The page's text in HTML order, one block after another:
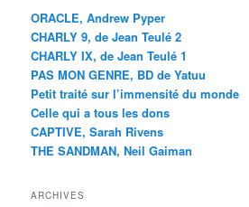
ORACLE, Andrew Pyper
CHARLY 9, de Jean Teulé 2
CHARLY IX, de Jean Teulé 1
PAS MON GENRE, BD de Yatuu
Petit traité sur l’immensité du monde
Celle qui a tous les dons
CAPTIVE, Sarah Rivens
THE SANDMAN, Neil Gaiman
ARCHIVES